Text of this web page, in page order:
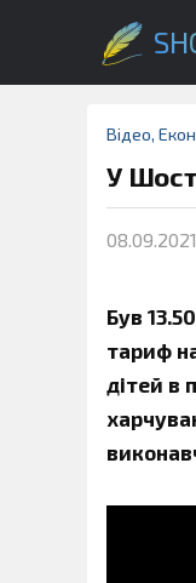
Відео,
У
Був
тариф
дітей в